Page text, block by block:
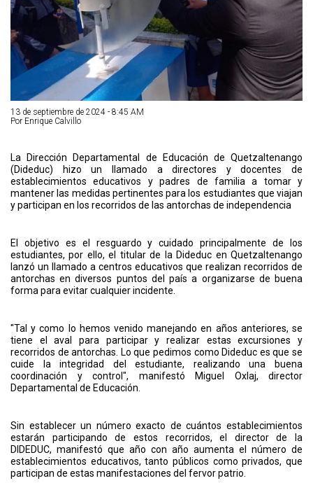
13 de septiembre de 2024 - 8:45 AM
Por Enrique Calvillo
La Dirección Departamental de Educación de Quetzaltenango
(Dideduc) hizo un llamado a directores y docentes de
establecimientos educativos y padres de familia a tomar y
mantener las medidas pertinentes para los estudiantes que viajan
y participan en los recorridos de las antorchas de independencia
El objetivo es el resguardo y cuidado principalmente de los
estudiantes, por ello, el titular de la Dideduc en Quetzaltenango
lanzó un llamado a centros educativos que realizan recorridos de
antorchas en diversos puntos del país a organizarse de buena
forma para evitar cualquier incidente.
"Tal y como lo hemos venido manejando en años anteriores, se
tiene el aval para participar y realizar estas excursiones y
recorridos de antorchas. Lo que pedimos como Dideduc es que se
cuide la integridad del estudiante, realizando una buena
coordinación y control", manifestó Miguel Oxlaj, director
Departamental de Educación.
Sin establecer un número exacto de cuántos establecimientos
estarán participando de estos recorridos, el director de la
DIDEDUC, manifestó que año con año aumenta el número de
establecimientos educativos, tanto públicos como privados, que
participan de estas manifestaciones del fervor patrio.